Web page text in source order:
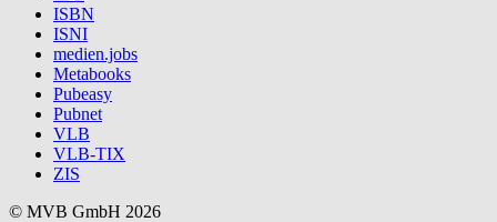
ISBN
ISNI
medien.jobs
Metabooks
Pubeasy
Pubnet
VLB
VLB-TIX
ZIS
© MVB GmbH 2026